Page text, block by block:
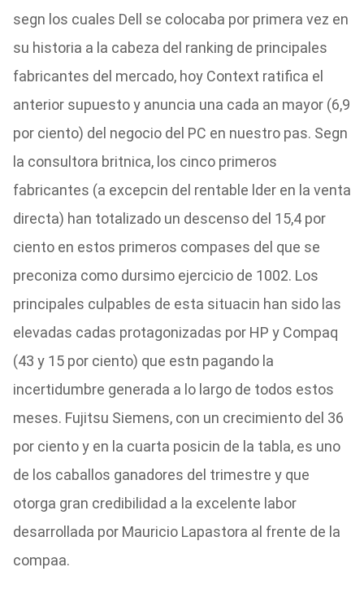
segn los cuales Dell se colocaba por primera vez en
su historia a la cabeza del ranking de principales
fabricantes del mercado, hoy Context ratifica el
anterior supuesto y anuncia una cada an mayor (6,9
por ciento) del negocio del PC en nuestro pas. Segn
la consultora britnica, los cinco primeros
fabricantes (a excepcin del rentable lder en la venta
directa) han totalizado un descenso del 15,4 por
ciento en estos primeros compases del que se
preconiza como dursimo ejercicio de 1002. Los
principales culpables de esta situacin han sido las
elevadas cadas protagonizadas por HP y Compaq
(43 y 15 por ciento) que estn pagando la
incertidumbre generada a lo largo de todos estos
meses. Fujitsu Siemens, con un crecimiento del 36
por ciento y en la cuarta posicin de la tabla, es uno
de los caballos ganadores del trimestre y que
otorga gran credibilidad a la excelente labor
desarrollada por Mauricio Lapastora al frente de la
compaa.